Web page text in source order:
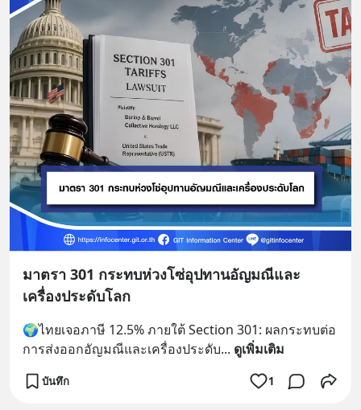
มาตรา 301 กระทบห่วงโซ่อุปทานอัญมณีและ
เครื่องประดับโลก
🌍ไทยเจอภาษี 12.5% ภายใต้ Section 301: ผลกระทบต่อ
การส่งออกอัญมณีและเครื่องประดับ... ดูเพิ่มเติม
บันทึก 1